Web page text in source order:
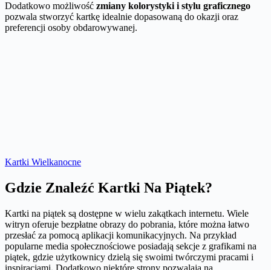
Dodatkowo możliwość zmiany kolorystyki i stylu graficznego
pozwala stworzyć kartkę idealnie dopasowaną do okazji oraz
preferencji osoby obdarowywanej.
Kartki Wielkanocne
Gdzie Znaleźć Kartki Na Piątek?
Kartki na piątek są dostępne w wielu zakątkach internetu. Wiele
witryn oferuje bezpłatne obrazy do pobrania, które można łatwo
przesłać za pomocą aplikacji komunikacyjnych. Na przykład
popularne media społecznościowe posiadają sekcje z grafikami na
piątek, gdzie użytkownicy dzielą się swoimi twórczymi pracami i